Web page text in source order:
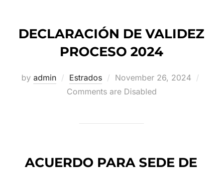
DECLARACIÓN DE VALIDEZ
PROCESO 2024
by admin Estrados
Posted
on
November 26, 2024
Comments are Disabled
ACUERDO PARA SEDE DE